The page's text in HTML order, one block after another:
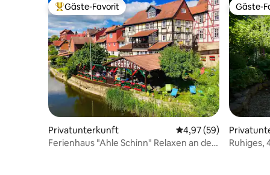
Beliebter Gäste-Favorit.
Gäste-Favorit
Privatunterkunft Durchschnittliche
4,97 (59)
Ferienhaus "Ahle Schinn" Relaxen an der
Gäste-
Gäste-
Ruhiges,